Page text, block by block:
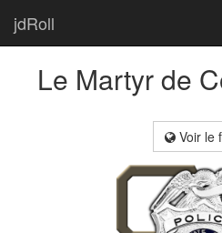
jdRoll
Le Martyr de
Voir le